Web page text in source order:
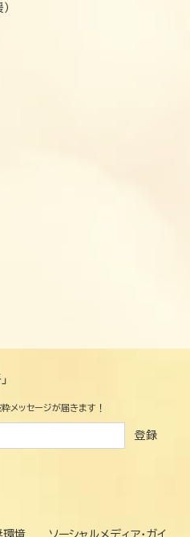
メッセージが届きます！
登録
環境 ソーシャルメディア・ガイ